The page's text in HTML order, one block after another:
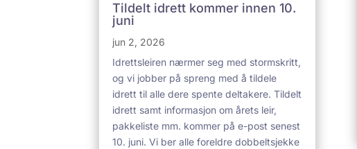
Tildelt idrett kommer innen 10.
juni
jun 2, 2026
Idrettsleiren nærmer seg med stormskritt,
og vi jobber på spreng med å tildele
idrett til alle dere spente deltakere. Tildelt
idrett samt informasjon om årets leir,
pakkeliste mm. kommer på e-post senest
10. juni. Vi ber alle foreldre dobbeltsjekke